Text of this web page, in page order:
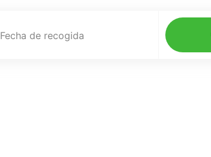
Fecha de recogida